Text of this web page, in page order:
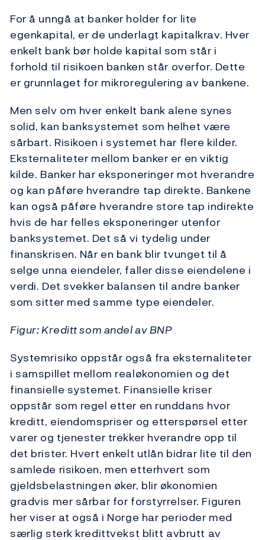
For å unngå at banker holder for lite
egenkapital, er de underlagt kapitalkrav. Hver
enkelt bank bør holde kapital som står i
forhold til risikoen banken står overfor. Dette
er grunnlaget for mikroregulering av bankene.
Men selv om hver enkelt bank alene synes
solid, kan banksystemet som helhet være
sårbart. Risikoen i systemet har flere kilder.
Eksternaliteter mellom banker er en viktig
kilde. Banker har eksponeringer mot hverandre
og kan påføre hverandre tap direkte. Bankene
kan også påføre hverandre store tap indirekte
hvis de har felles eksponeringer utenfor
banksystemet. Det så vi tydelig under
finanskrisen. Når en bank blir tvunget til å
selge unna eiendeler, faller disse eiendelene i
verdi. Det svekker balansen til andre banker
som sitter med samme type eiendeler.
Figur: Kreditt som andel av BNP
Systemrisiko oppstår også fra eksternaliteter
i samspillet mellom realøkonomien og det
finansielle systemet. Finansielle kriser
oppstår som regel etter en runddans hvor
kreditt, eiendomspriser og etterspørsel etter
varer og tjenester trekker hverandre opp til
det brister. Hvert enkelt utlån bidrar lite til den
samlede risikoen, men etterhvert som
gjeldsbelastningen øker, blir økonomien
gradvis mer sårbar for forstyrrelser. Figuren
her viser at også i Norge har perioder med
særlig sterk kredittvekst blitt avbrutt av